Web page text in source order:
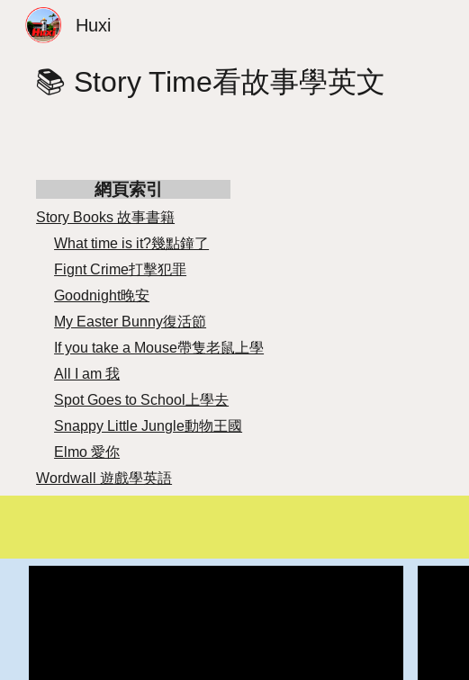
Huxi
📚 Story Time看故事學英文
網頁索引
Story Books 故事書籍
What time is it?幾點鐘了
Fignt Crime打擊犯罪
Goodnight晚安
My Easter Bunny復活節
If you take a Mouse帶隻老鼠上學
All I am 我
Spot Goes to School上學去
Snappy Little Jungle動物王國
Elmo 愛你
Wordwall 遊戲學英語